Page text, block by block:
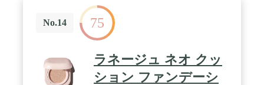
No.14 75
ラネージュ ネオ クッ
ション ファンデーシ